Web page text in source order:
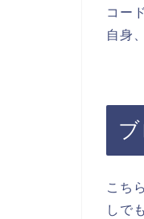
コー
自身
こち
しで